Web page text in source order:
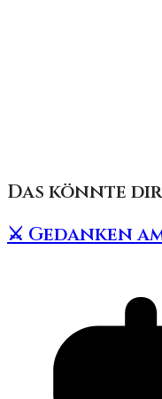
Das könnte
⚔️ Gedanken